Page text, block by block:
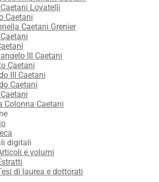
Lovatelli
Caetani
Caetani Grenier
III Caetani
Caetani
III Caetani
Caetani
Colonna Caetani
digitali
e volumi
di laurea e dottorati